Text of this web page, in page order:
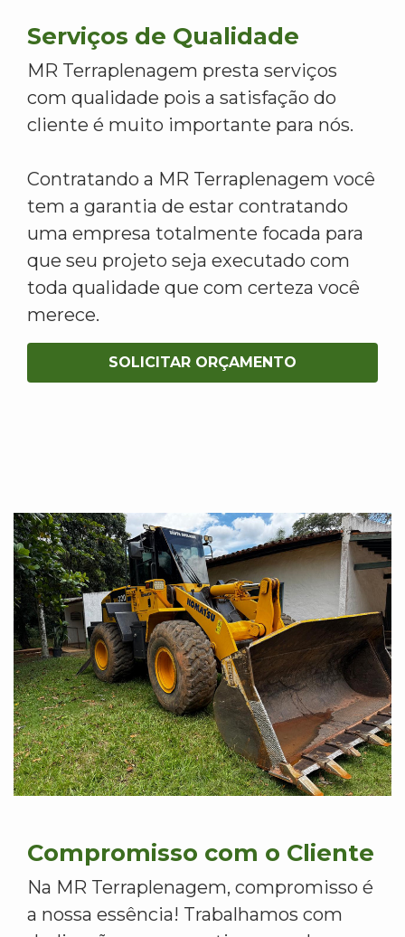
Serviços de Qualidade
MR Terraplenagem presta serviços
com qualidade pois a satisfação do
cliente é muito importante para nós.
Contratando a MR Terraplenagem você
tem a garantia de estar contratando
uma empresa totalmente focada para
que seu projeto seja executado com
toda qualidade que com certeza você
merece.
SOLICITAR ORÇAMENTO
Compromisso com o Cliente
Na MR Terraplenagem, compromisso é
a nossa essência! Trabalhamos com